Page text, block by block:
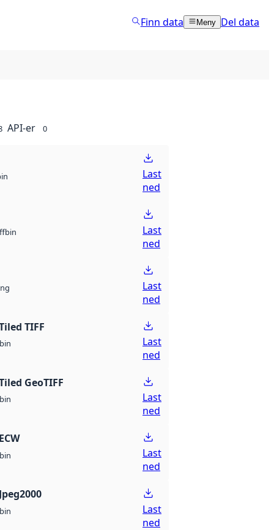
Finn data Meny Del data
API-er 0
Last
ned
bin
Last
ned
Last
ned
TIFF
bin
Last
ned
GeoTIFF
bin
Last
ned
bin
Last
ned
bin
Last
ned